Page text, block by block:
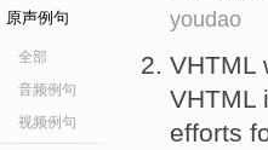
原声例句
全部
音频例句
视频例句
youdao
VHTML
VHTML
efforts